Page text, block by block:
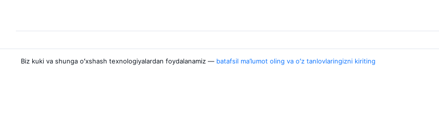
Aviasales haqida
Biz kuki va shunga oʻxshash texnologiyalardan foydalanamiz — batafsil ma’lumot oling va oʻz tanlovlaringizni kiriting